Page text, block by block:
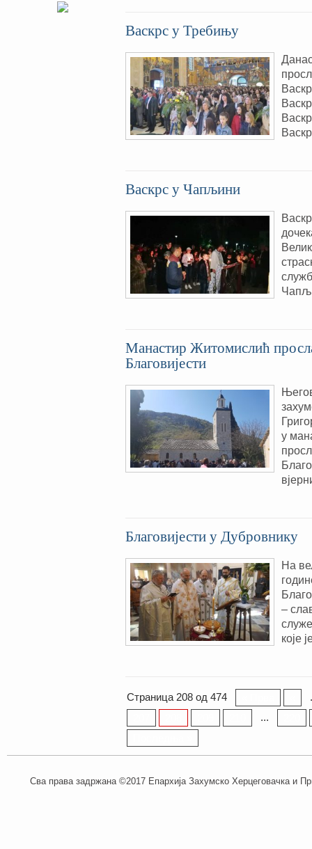
Васкрс у Требињу
Васкрс у Чапљини
Манастир Житомислић
Благовијести
у
Благовијести у Дубровнику
На
–
које
Страница 208 од 474
...
Сва права задржана ©2017 Епархија Захумско Херцеговачка и